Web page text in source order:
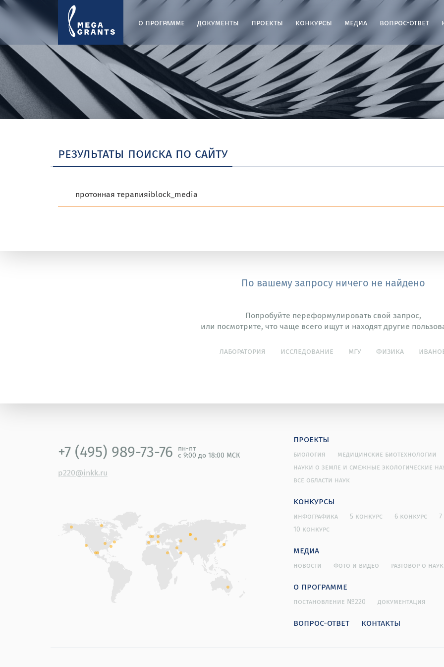
о программе документы проекты конкурсы медиа вопрос-ответ
результаты поиска по сайту
По вашему запросу ничего не найдено
Попробуйте переформулировать свой запрос,
или посмотрите, что чаще всего ищут и находят другие
лаборатория исследование мгу физика
+7 (495) 989-73-76 пн-пт
с 9:00 до 18:00 МСК
p220@inkk.ru
проекты
биология медицинские биотехнологии
науки о земле и смежные экологические
все области наук
конкурсы
инфографика 5 конкурс 6 конкурс
10 конкурс
медиа
новости фото и видео разговор о
о программе
постановление №220 документация
вопрос-ответ контакты